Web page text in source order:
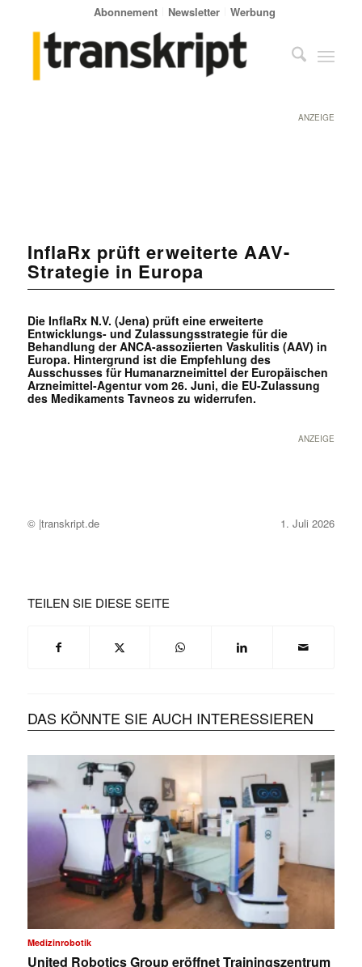
Abonnement Newsletter Werbung
ANZEIGE
InflaRx prüft erweiterte AAV-
Strategie in Europa
Die InflaRx N.V. (Jena) prüft eine erweiterte
Entwicklungs- und Zulassungsstrategie für die
Behandlung der ANCA-assoziierten Vaskulitis (AAV) in
Europa. Hintergrund ist die Empfehlung des
Ausschusses für Humanarzneimittel der Europäischen
Arzneimittel-Agentur vom 26. Juni, die EU-Zulassung
des Medikaments Tavneos zu widerrufen.
ANZEIGE
© |transkript.de 1. Juli 2026
TEILEN SIE DIESE SEITE
DAS KÖNNTE SIE AUCH INTERESSIEREN
Medizinrobotik
United Robotics Group eröffnet Trainingszentrum